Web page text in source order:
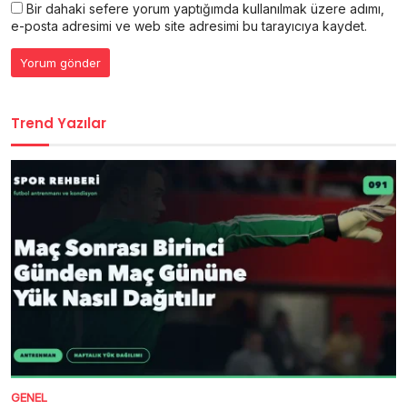
Bir dahaki sefere yorum yaptığımda kullanılmak üzere adımı,
e-posta adresimi ve web site adresimi bu tarayıcıya kaydet.
Trend Yazılar
GENEL